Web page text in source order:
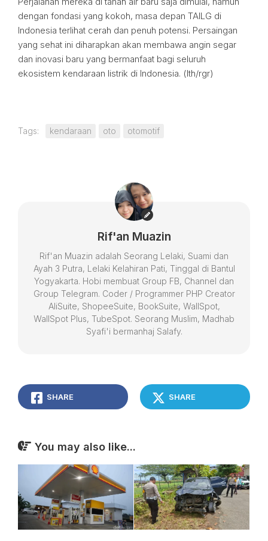
dengan fondasi yang kokoh, masa depan TAILG di
Indonesia terlihat cerah dan penuh potensi. Persaingan
yang sehat ini diharapkan akan membawa angin segar
dan inovasi baru yang bermanfaat bagi seluruh
ekosistem kendaraan listrik di Indonesia. (lth/rgr)
Tags: kendaraan oto otomotif
Rif'an Muazin
Rif'an Muazin adalah Seorang Lelaki, Suami dan
Ayah 3 Putra, Lelaki Kelahiran Pati, Tinggal di Bantul
Yogyakarta. Hobi membuat Group FB, Channel dan
Group Telegram. Coder / Programmer PHP Creator
AliSuite, ShopeeSuite, BookSuite, WallSpot,
WallSpot Plus, TubeSpot. Seorang Muslim, Madhab
Syafi'i bermanhaj Salafy.
SHARE SHARE
You may also like...